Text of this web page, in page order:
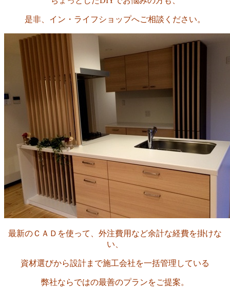
是非、イン・ライフショップへご相談ください。
最新のＣＡＤを使って、外注費用など余計な経費を掛けな
い、
資材選びから設計まで施工会社を一括管理している
弊社ならではの最善のプランをご提案。